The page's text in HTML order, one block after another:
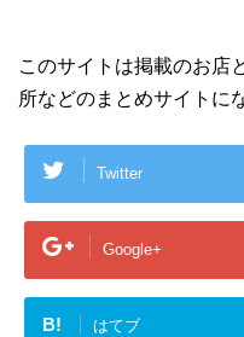
このサイトは掲載のお店
所などのまとめサイトに
Twitter
Google+
B! はてブ